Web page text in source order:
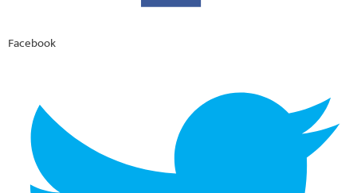
Facebook